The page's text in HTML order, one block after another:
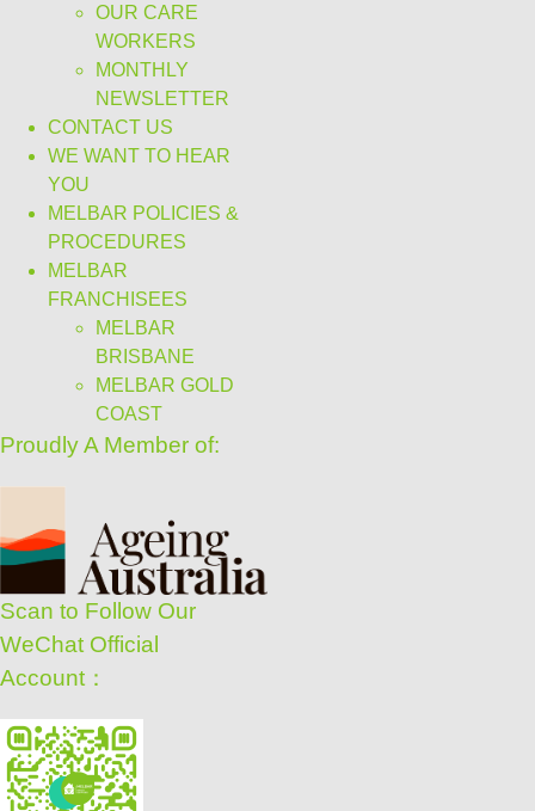
OUR CARE
WORKERS
MONTHLY
NEWSLETTER
CONTACT US
WE WANT TO HEAR
YOU
MELBAR POLICIES &
PROCEDURES
MELBAR
FRANCHISEES
MELBAR
BRISBANE
MELBAR GOLD
COAST
Proudly A Member of:
Scan to Follow Our
WeChat Official
Account：